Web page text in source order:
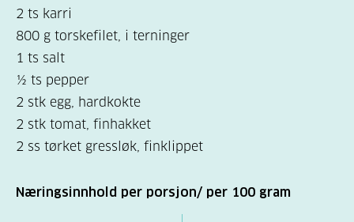
2 ts karri
800 g torskefilet, i terninger
1 ts salt
½ ts pepper
2 stk egg, hardkokte
2 stk tomat, finhakket
2 ss tørket gressløk, finklippet
Næringsinnhold per porsjon/ per 100 gram